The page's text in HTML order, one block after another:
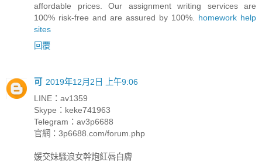
affordable prices. Our assignment writing services are
100% risk-free and are assured by 100%. homework help
sites
回覆
可
2019年12月2日 上午9:06
LINE：av1359
Skype：keke741963
Telegram：av3p6688
官網：3p6688.com/forum.php
媛交妹騷浪女幹炮紅唇白膚